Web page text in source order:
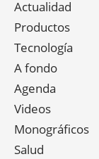
Actualidad
Productos
Tecnología
A fondo
Agenda
Videos
Monográficos
Salud